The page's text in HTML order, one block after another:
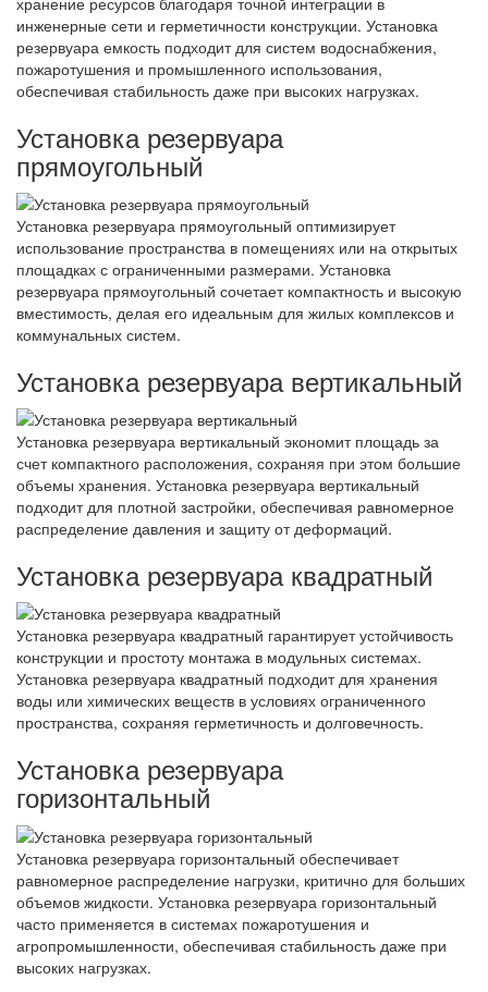
инженерные сети и герметичности конструкции. Установка
резервуара емкость подходит для систем водоснабжения,
пожаротушения и промышленного использования,
обеспечивая стабильность даже при высоких нагрузках.
Установка резервуара
прямоугольный
Установка резервуара прямоугольный оптимизирует
использование пространства в помещениях или на открытых
площадках с ограниченными размерами. Установка
резервуара прямоугольный сочетает компактность и высокую
вместимость, делая его идеальным для жилых комплексов и
коммунальных систем.
Установка резервуара вертикальный
Установка резервуара вертикальный экономит площадь за
счет компактного расположения, сохраняя при этом большие
объемы хранения. Установка резервуара вертикальный
подходит для плотной застройки, обеспечивая равномерное
распределение давления и защиту от деформаций.
Установка резервуара квадратный
Установка резервуара квадратный гарантирует устойчивость
конструкции и простоту монтажа в модульных системах.
Установка резервуара квадратный подходит для хранения
воды или химических веществ в условиях ограниченного
пространства, сохраняя герметичность и долговечность.
Установка резервуара
горизонтальный
Установка резервуара горизонтальный обеспечивает
равномерное распределение нагрузки, критично для больших
объемов жидкости. Установка резервуара горизонтальный
часто применяется в системах пожаротушения и
агропромышленности, обеспечивая стабильность даже при
высоких нагрузках.